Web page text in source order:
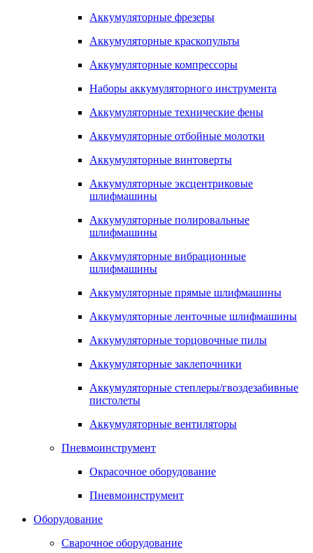
Аккумуляторные фрезеры
Аккумуляторные краскопульты
Аккумуляторные компрессоры
Наборы аккумуляторного инструмента
Аккумуляторные технические фены
Аккумуляторные отбойные молотки
Аккумуляторные винтоверты
Аккумуляторные эксцентриковые
шлифмашины
Аккумуляторные полировальные
шлифмашины
Аккумуляторные вибрационные
шлифмашины
Аккумуляторные прямые шлифмашины
Аккумуляторные ленточные шлифмашины
Аккумуляторные торцовочные пилы
Аккумуляторные заклепочники
Аккумуляторные степлеры/гвоздезабивные
пистолеты
Аккумуляторные вентиляторы
Пневмоинструмент
Окрасочное оборудование
Пневмоинструмент
Оборудование
Сварочное оборудование